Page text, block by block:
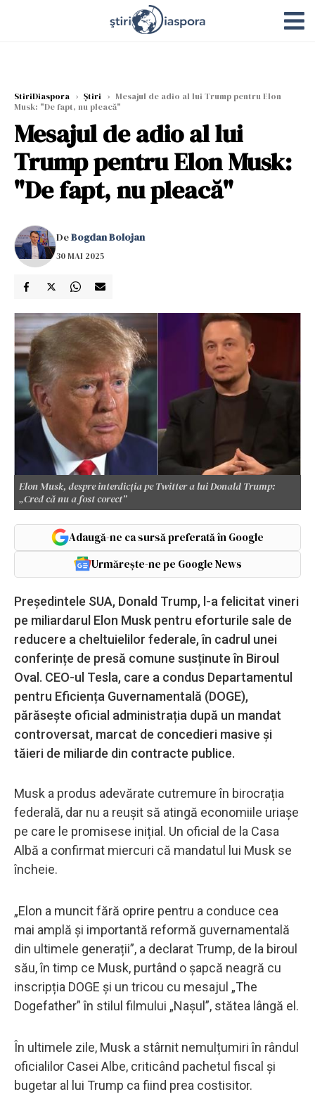
StiriDiaspora › Știri › Mesajul de adio al lui Trump pentru Elon
Musk: "De fapt, nu pleacă"
Mesajul de adio al lui
Trump pentru Elon Musk:
"De fapt, nu pleacă"
DeBogdan Bolojan
30 MAI 2025
Elon Musk, despre interdicția pe Twitter a lui Donald Trump:
„Cred că nu a fost corect”
Adaugă-ne ca sursă preferată în Google
Urmărește-ne pe Google News
Președintele SUA, Donald Trump, l-a felicitat vineri
pe miliardarul Elon Musk pentru eforturile sale de
reducere a cheltuielilor federale, în cadrul unei
conferințe de presă comune susținute în Biroul
Oval. CEO-ul Tesla, care a condus Departamentul
pentru Eficiența Guvernamentală (DOGE),
părăsește oficial administrația după un mandat
controversat, marcat de concedieri masive și
tăieri de miliarde din contracte publice.
Musk a produs adevărate cutremure în birocrația
federală, dar nu a reușit să atingă economiile uriașe
pe care le promisese inițial. Un oficial de la Casa
Albă a confirmat miercuri că mandatul lui Musk se
încheie.
„Elon a muncit fără oprire pentru a conduce cea
mai amplă și importantă reformă guvernamentală
din ultimele generații”, a declarat Trump, de la biroul
său, în timp ce Musk, purtând o șapcă neagră cu
inscripția DOGE și un tricou cu mesajul „The
Dogefather” în stilul filmului „Nașul”, stătea lângă el.
În ultimele zile, Musk a stârnit nemulțumiri în rândul
oficialilor Casei Albe, criticând pachetul fiscal și
bugetar al lui Trump ca fiind prea costisitor.